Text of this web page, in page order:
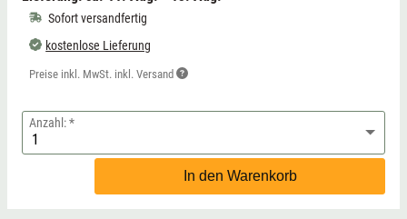
Sofort versandfertig
kostenlose Lieferung
Preise inkl. MwSt. inkl. Versand
Anzahl:
In den Warenkorb